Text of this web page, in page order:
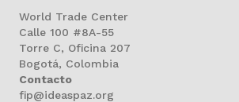
World Trade Center
Calle 100 #8A-55
Torre C, Oficina 207
Bogotá, Colombia
Contacto
fip@ideaspaz.org